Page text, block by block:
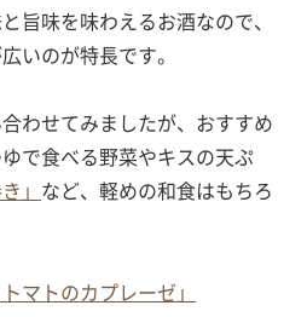
旨味を味わえるお酒なので、
いのが特長です。
わせてみましたが、おすすめ
で食べる野菜やキスの天ぷ
」 など、軽めの和食はもちろ
マトのカプレーゼ」